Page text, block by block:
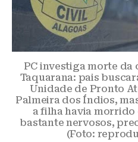
PC investiga morte da
Taquarana: pais
Unidade de Pronto
Palmeira dos Índios,
a filha havia
bastante nervosos,
(Foto: